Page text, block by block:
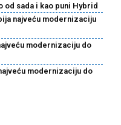
od sada i kao puni Hybrid
najveću modernizaciju
modernizaciju do
modernizaciju do